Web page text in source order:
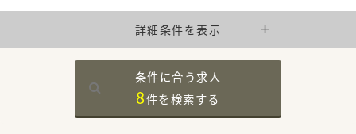
詳細条件を表示
条件に合う求人
8件を検索する